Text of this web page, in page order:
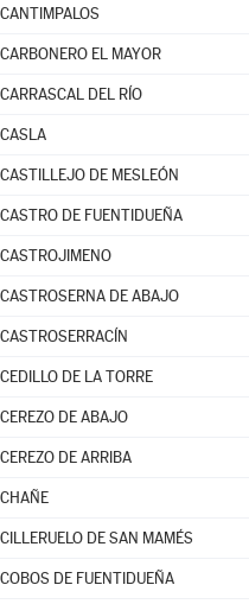
CANTIMPALOS
CARBONERO EL MAYOR
CARRASCAL DEL RÍO
CASLA
CASTILLEJO DE MESLEÓN
CASTRO DE FUENTIDUEÑA
CASTROJIMENO
CASTROSERNA DE ABAJO
CASTROSERRACÍN
CEDILLO DE LA TORRE
CEREZO DE ABAJO
CEREZO DE ARRIBA
CHAÑE
CILLERUELO DE SAN MAMÉS
COBOS DE FUENTIDUEÑA